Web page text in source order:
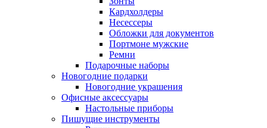
Кардхолдеры
Несессеры
Обложки для документов
Портмоне мужские
Ремни
Подарочные наборы
Новогодние подарки
Новогодние украшения
Офисные аксессуары
Настольные приборы
Пишущие инструменты